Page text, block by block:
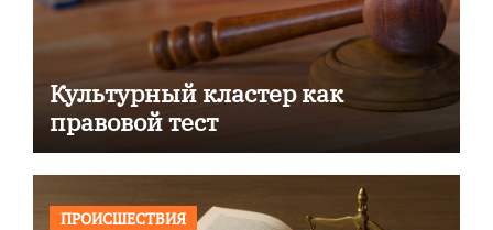
Культурный кластер как
правовой тест
ПРОИСШЕСТВИЯ